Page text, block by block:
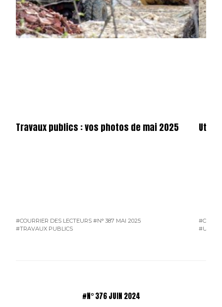
Travaux publics : vos photos de mai 2025
#COURRIER DES LECTEURS #N° 387 MAI 2025
#TRAVAUX PUBLICS
#N° 376 JUIN 2024